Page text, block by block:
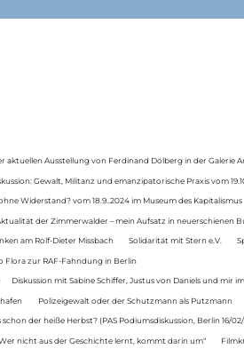
aktuellen Ausstellung von Ferdinand Dölberg in der Galerie
Gewalt, Militanz und emanzipatorische Praxis vom
Widerstand? vom 18.9..2024 im Museum des Kapitalismus
der Zimmerwalder – mein Aufsatz in neuerschienen
am Rolf-Dieter Missbach Solidarität mit Stern e.V.
Flora zur RAF-Fahndung in Berlin
Diskussion mit Sabine Schiffer, Justus von Daniels und mir
Polizeigewalt oder der Schutzmann als Putzmann
schon der heiße Herbst? (PAS Podiumsdiskussion, Berlin 16/
nicht aus der Geschichte lernt, kommt darin um“